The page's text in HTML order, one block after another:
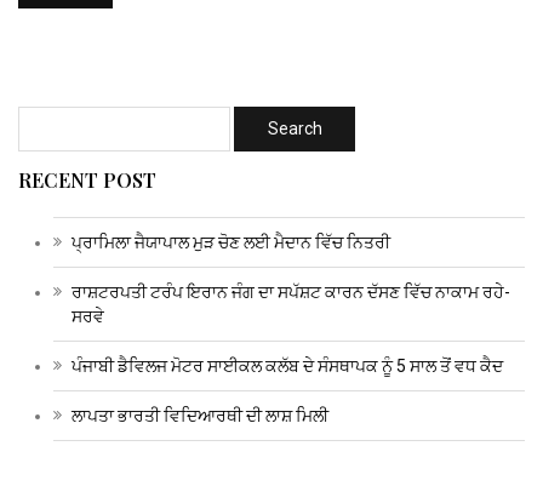
RECENT POST
ਪ੍ਰਾਮਿਲਾ ਜੈਯਾਪਾਲ ਮੁੜ ਚੋਣ ਲਈ ਮੈਦਾਨ ਵਿੱਚ ਨਿਤਰੀ
ਰਾਸ਼ਟਰਪਤੀ ਟਰੰਪ ਇਰਾਨ ਜੰਗ ਦਾ ਸਪੱਸ਼ਟ ਕਾਰਨ ਦੱਸਣ ਵਿੱਚ ਨਾਕਾਮ ਰਹੇ-
ਸਰਵੇ
ਪੰਜਾਬੀ ਡੈਵਿਲਜ ਮੋਟਰ ਸਾਈਕਲ ਕਲੱਬ ਦੇ ਸੰਸਥਾਪਕ ਨੂੰ 5 ਸਾਲ ਤੋਂ ਵਧ ਕੈਦ
ਲਾਪਤਾ ਭਾਰਤੀ ਵਿਦਿਆਰਥੀ ਦੀ ਲਾਸ਼ ਮਿਲੀ